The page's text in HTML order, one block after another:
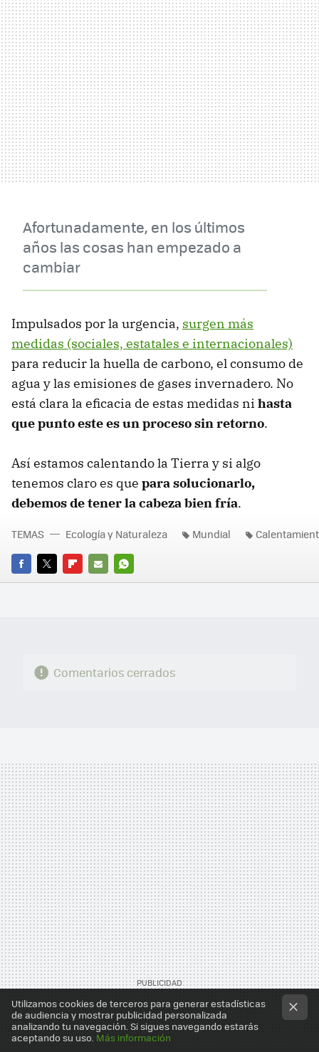
Afortunadamente, en los últimos
años las cosas han empezado a
cambiar
Impulsados por la urgencia, surgen más
medidas (sociales, estatales e internacionales)
para reducir la huella de carbono, el consumo de
agua y las emisiones de gases invernadero. No
está clara la eficacia de estas medidas ni hasta
que punto este es un proceso sin retorno.
Así estamos calentando la Tierra y si algo
tenemos claro es que para solucionarlo,
debemos de tener la cabeza bien fría.
FACEBOOK
TWITTERFLIPBOARD
E-
WHATSAPP
TEMAS Ecología y Naturaleza Mundial
Comentarios cerrados
Utilizamos cookies de terceros para generar estadísticas
de audiencia y mostrar publicidad personalizada
analizando tu navegación. Si sigues navegando estarás
aceptando su uso. Más información